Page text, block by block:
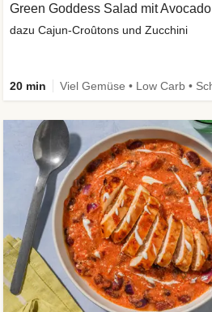
Green Goddess Salad mit Avocado
dazu Cajun-Croûtons und Zucchini
20 min